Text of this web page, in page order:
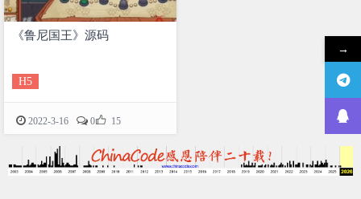
《鲁尼国王》源码
H5
2022-3-16 0 15
→